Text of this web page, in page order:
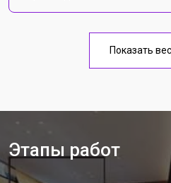
Показать
Этапы работ